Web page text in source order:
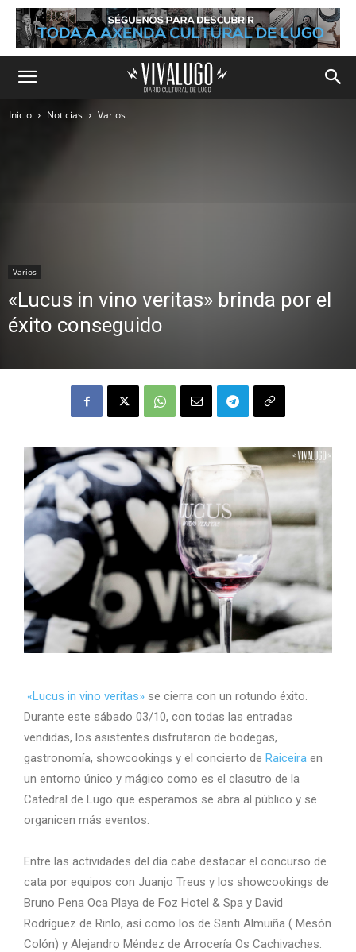
Inicio Noticias Varios
Varios
«Lucus in vino veritas» brinda por el
éxito conseguido
«Lucus in vino veritas» se cierra con un rotundo éxito.
Durante este sábado 03/10, con todas las entradas
vendidas, los asistentes disfrutaron de bodegas,
gastronomía, showcookings y el concierto de Raiceira en
un entorno único y mágico como es el clasutro de la
Catedral de Lugo que esperamos se abra al público y se
organicen más eventos.
Entre las actividades del día cabe destacar el concurso de
cata por equipos con Juanjo Treus y los showcookings de
Bruno Pena Oca Playa de Foz Hotel & Spa y David
Rodríguez de Rinlo, así como los de Santi Almuiña ( Mesón
Colón) y Alejandro Méndez de Arrocería Os Cachivaches.